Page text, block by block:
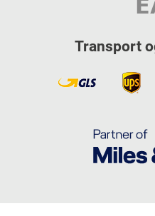
Transport